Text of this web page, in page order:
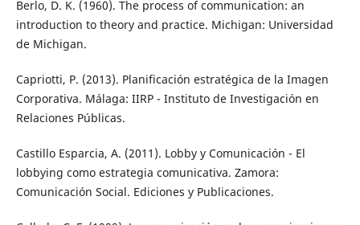
Berlo, D. K. (1960). The process of communication: an
introduction to theory and practice. Michigan: Universidad
de Michigan.
Capriotti, P. (2013). Planificación estratégica de la Imagen
Corporativa. Málaga: IIRP - Instituto de Investigación en
Relaciones Públicas.
Castillo Esparcia, A. (2011). Lobby y Comunicación - El
lobbying como estrategia comunicativa. Zamora:
Comunicación Social. Ediciones y Publicaciones.